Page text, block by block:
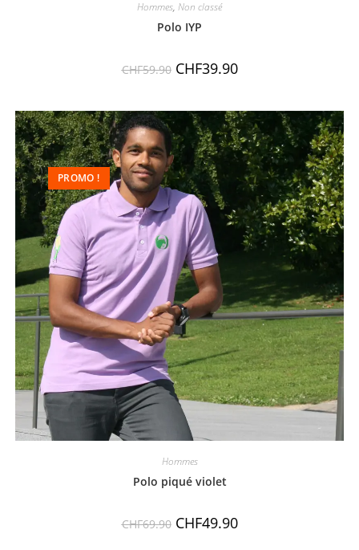
Hommes, Non classé
Polo IYP
CHF59.90 CHF39.90
PROMO !
Hommes
Polo piqué violet
CHF69.90 CHF49.90